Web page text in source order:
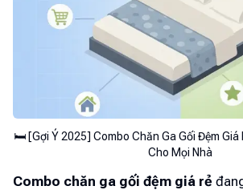
🛏️ [Gợi Ý 2025] Combo Chăn Ga Gối Đệm Giá
Cho Mọi Nhà
Combo chăn ga gối đệm giá rẻ